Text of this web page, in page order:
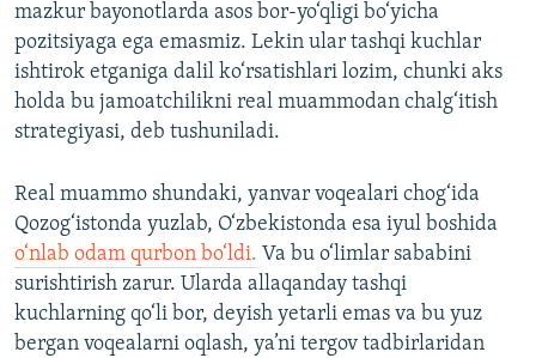
mazkur bayonotlarda asos bor-yo‘qligi bo‘yicha
pozitsiyaga ega emasmiz. Lekin ular tashqi kuchlar
ishtirok etganiga dalil ko‘rsatishlari lozim, chunki aks
holda bu jamoatchilikni real muammodan chalg‘itish
strategiyasi, deb tushuniladi.
Real muammo shundaki, yanvar voqealari chog‘ida
Qozog‘istonda yuzlab, O‘zbekistonda esa iyul boshida
o‘nlab odam qurbon bo‘ldi. Va bu o‘limlar sababini
surishtirish zarur. Ularda allaqanday tashqi
kuchlarning qo‘li bor, deyish yetarli emas va bu yuz
bergan voqealarni oqlash, ya’ni tergov tadbirlaridan